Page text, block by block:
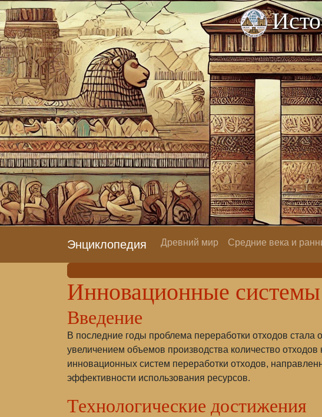
Энциклопедия Древний мир Средние века и
Инновационные системы
Введение
В последние годы проблема переработки отходов
увеличением объемов производства количество
инновационных систем переработки отходов,
эффективности использования ресурсов.
Технологические достижения